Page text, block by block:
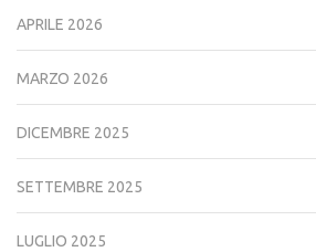
APRILE 2026
MARZO 2026
DICEMBRE 2025
SETTEMBRE 2025
LUGLIO 2025